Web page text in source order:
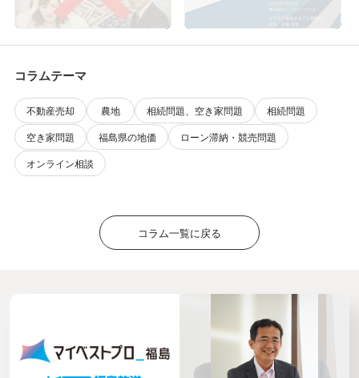
コラムテーマ
不動産売却 農地 相続問題、空き家問題
相続問題
空き家問題
福島県の地価
ローン滞納・競売問題
オンライン相談
コラム一覧に戻る